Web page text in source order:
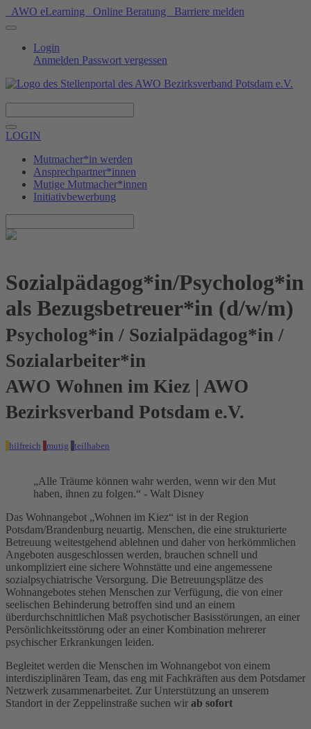
AWO eLearning Online Beratung Barriere melden
Login
Anmelden Passwort vergessen
LOGIN
Mutmacher*in werden
Ansprechpartner*innen
Mutige Mutmacher*innen
Initiativbewerbung
Sozialpädagog*in/Psycholog*in
als Bezugsbetreuer*in (d/w/m)
Psycholog*in / Sozialpädagog*in /
Sozialarbeiter*in
AWO Wohnen im Kiez | AWO
Bezirksverband Potsdam e.V.
hilfreich mutig teilhaben
„Alle Träume können wahr werden, wenn wir den Mut
haben, ihnen zu folgen.“ - Walt Disney
Das Wohnangebot „Wohnen im Kiez“ ist in der Region
Potsdam/Brandenburg neuartig. Menschen, die eine strukturierte
Betreuung weitestgehend ablehnen und daher von herkömmlichen
Angeboten ausgeschlossen werden, brauchen schnell und
unkompliziert eine sichere Wohnstätte und eine angemessene
sozialpsychiatrische Versorgung. Die Betreuungsplätze des
Wohnangebotes stehen Menschen zur Verfügung, die von einer
seelischen Behinderung betroffen sind und an einem
überdurchschnittlichen Maß psychotischer Basisstörungen, an einer
Persönlichkeitsstörung oder an einer Kombination mehrerer
psychischer Erkrankungen leiden.
Begleitet werden die Menschen im Wohnangebot von einem
interdisziplinären Team, das eng mit Fachkräften aus dem Potsdamer
Netzwerk zusammenarbeitet. Zur Unterstützung an unserem
Standort in der Zeppelinstraße suchen wir ab sofort